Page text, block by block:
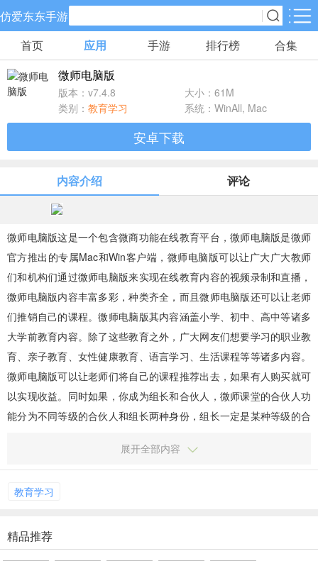
仿爱东东手游
手游分类 应用分类
卡牌回合
70款手游
202款手游
飞行射击
策略塔防
模拟经营
45款手游
音乐舞蹈
2款手游
儿童教育
3款手游
首页 应用 手游 排行榜 合集
微师电脑版
版本：v7.4.8
大小：61M
类别： 教育学习 系统：WinAll, Mac
安卓下载
内容介绍 评论
微师电脑版这是一个包含微商功能在线教育平台，微师电脑版是微师
官方推出的专属Mac和Win客户端，微师电脑版可以让广大广大教师
们和机构们通过微师电脑版来实现在线教育内容的视频录制和直播，
微师电脑版内容丰富多彩，种类齐全，而且微师电脑版还可以让老师
们推销自己的课程。微师电脑版其内容涵盖小学、初中、高中等诸多
大学前教育内容。除了这些教育之外，广大网友们想要学习的职业教
育、亲子教育、女性健康教育、语言学习、生活课程等等诸多内容。
微师电脑版可以让老师们将自己的课程推荐出去，如果有人购买就可
以实现收益。同时如果，你成为组长和合伙人，微师课堂的合伙人功
能分为不同等级的合伙人和组长两种身份，组长一定是某种等级的合
展开全部内容
教育学习
精品推荐